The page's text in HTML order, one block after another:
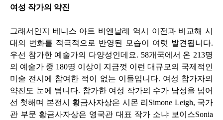
여성 작가의 약진
그래서인지 베니스 아트 비엔날레 역시 이전과 비교해 시
대의 변화를 적극적으로 반영된 모습이 여럿 발견됩니다.
우선 참가한 예술가의 다양성인데요. 58개국에서 온 213명
의 예술가 중 180명 이상이 지금껏 이런 대규모의 국제적인
미술 전시에 참여한 적이 없는 이들입니다. 여성 참가자의
약진도 눈에 띕니다. 참가한 여성 작가의 수가 남성을 넘어
선 첫해며 본전시 황금사자상은 시몬 리 Simone Leigh, 국가
관 부문 황금사자상은 영국관 대표 작가 소냐 보이스Sonia